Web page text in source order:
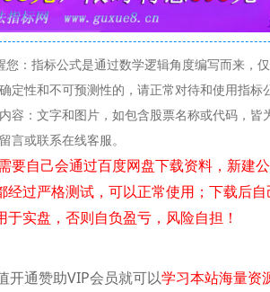
您：指标公式是通过数学逻辑角度编写而来，
定性和不可预测性的，请正常对待和使用指
容：文字和图片，如包含股票名称或代码，
言或联系在线客服。
过严格测试，可以正常使用；下载后
实盘，否则自负盈亏，风险自担！
开通赞助VIP会员就可以学习本站海量资